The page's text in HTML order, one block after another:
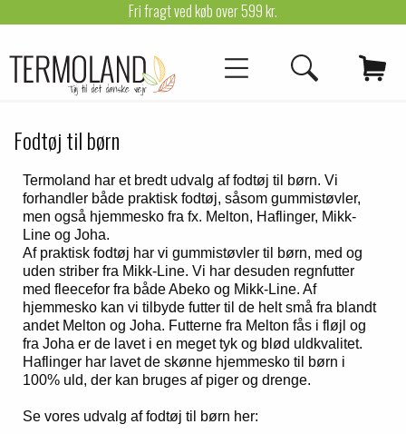
Fri fragt ved køb over 599 kr.
Fodtøj til børn
Termoland har et bredt udvalg af fodtøj til børn. Vi
forhandler både praktisk fodtøj, såsom gummistøvler,
men også hjemmesko fra fx. Melton, Haflinger, Mikk-
Line og Joha.
Af praktisk fodtøj har vi gummistøvler til børn, med og
uden striber fra Mikk-Line. Vi har desuden regnfutter
med fleecefor fra både Abeko og Mikk-Line. Af
hjemmesko kan vi tilbyde futter til de helt små fra blandt
andet Melton og Joha. Futterne fra Melton fås i fløjl og
fra Joha er de lavet i en meget tyk og blød uldkvalitet.
Haflinger har lavet de skønne hjemmesko til børn i
100% uld, der kan bruges af piger og drenge.
Se vores udvalg af fodtøj til børn her: